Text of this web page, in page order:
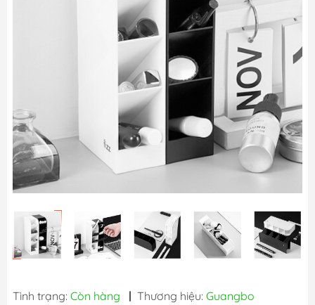
Tình trạng: Còn hàng | Thương hiệu: Guangbo